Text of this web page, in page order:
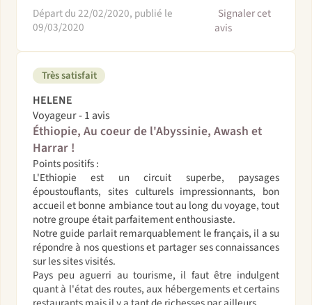
Départ du 22/02/2020, publié le
09/03/2020
Signaler cet
avis
Très satisfait
HELENE
Voyageur - 1 avis
Éthiopie, Au coeur de l'Abyssinie, Awash et
Harrar !
Points positifs :
L'Ethiopie est un circuit superbe, paysages
époustouflants, sites culturels impressionnants, bon
accueil et bonne ambiance tout au long du voyage, tout
notre groupe était parfaitement enthousiaste.
Notre guide parlait remarquablement le français, il a su
répondre à nos questions et partager ses connaissances
sur les sites visités.
Pays peu aguerri au tourisme, il faut être indulgent
quant à l'état des routes, aux hébergements et certains